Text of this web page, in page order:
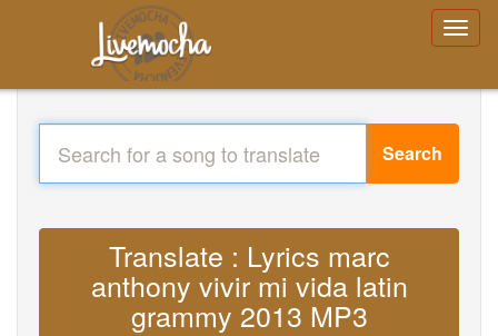
Search
Translate : Lyrics marc
anthony vivir mi vida latin
grammy 2013 MP3